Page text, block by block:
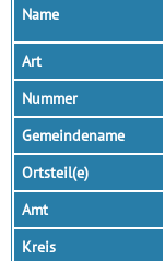
Name
Art
Nummer
Gemeindename
Ortsteil(e)
Amt
Kreis